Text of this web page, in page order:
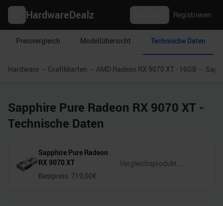
HardwareDealz Registrieren
Preisvergleich Modellübersicht Technische Daten
Hardware Grafikkarten AMD Radeon RX 9070 XT - 16GB
Sapphire Pure Radeon RX 9070 XT -
Technische Daten
Sapphire Pure Radeon
RX 9070 XT
Bestpreis: 719,00€